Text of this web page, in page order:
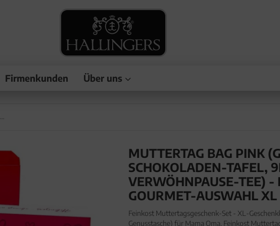
Firmenkunden Über uns
MUTTERTAG BAG PINK
CHOKOLADEN-TAFEL,
ERWÖHNPAUSE-TEE) -
OURMET-AUSWAHL XL
Feinkost Muttertagsgeschenk-Set - XL-
Genusstasche) für Mama Oma. Feinkost